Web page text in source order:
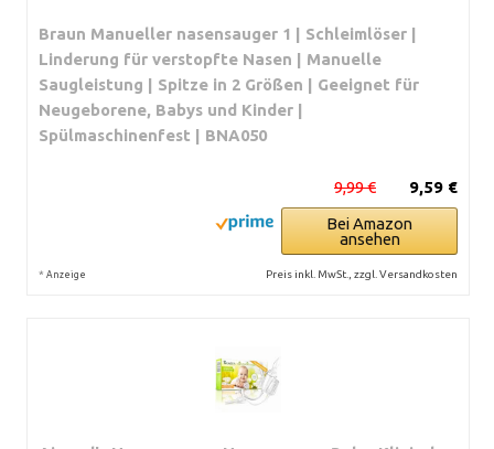
Braun Manueller nasensauger 1 | Schleimlöser |
Linderung für verstopfte Nasen | Manuelle
Saugleistung | Spitze in 2 Größen | Geeignet für
Neugeborene, Babys und Kinder |
Spülmaschinenfest | BNA050
9,59 €
9,99 €
Bei Amazon
ansehen
* Anzeige Preis inkl. MwSt., zzgl. Versandkosten